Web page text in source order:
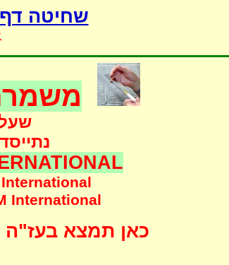
שחיטה
שעל
International
International
כאן תמצא בעז"ה